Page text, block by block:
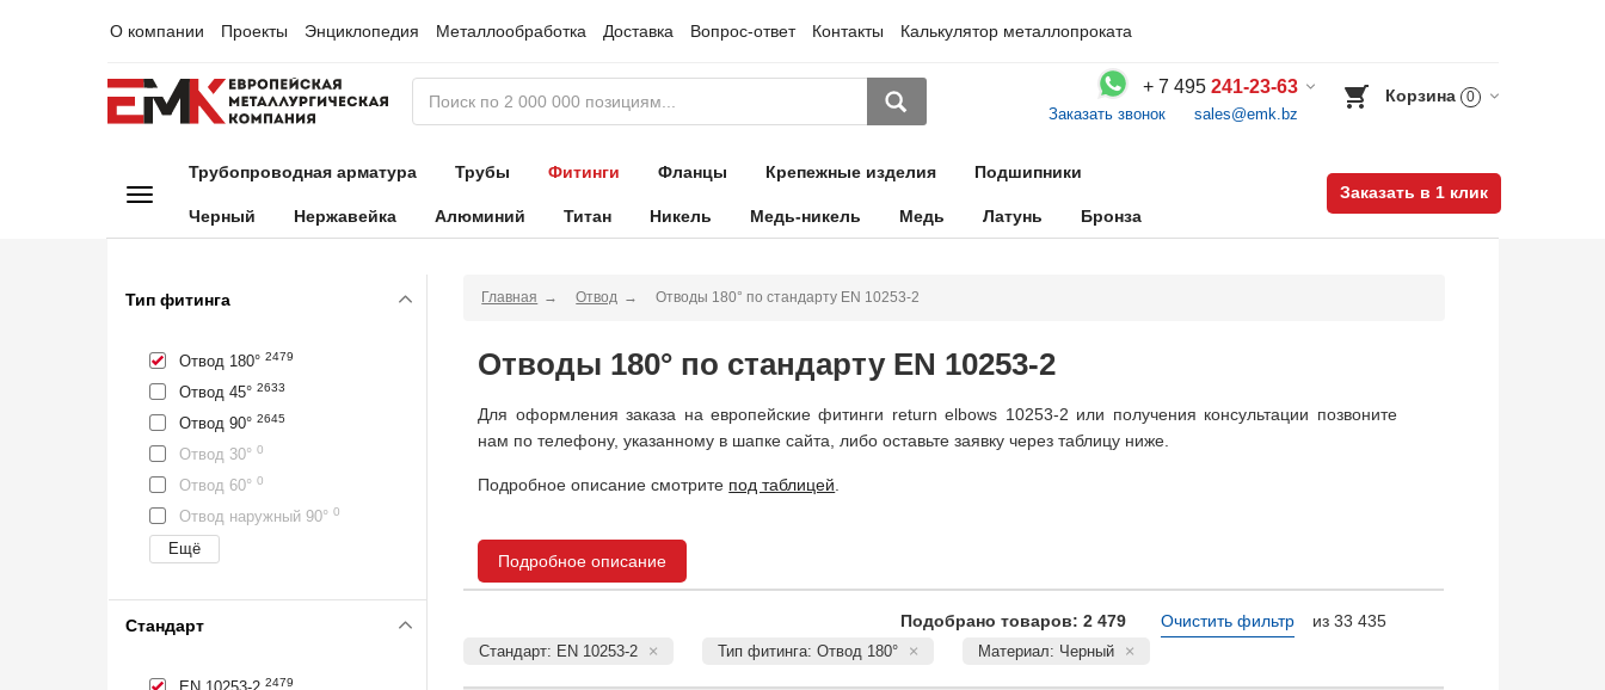
О компании Проекты Энциклопедия Металлообработка Доставка Вопрос-ответ Контакты Калькулятор металлопроката
+ 7 495 241-23-63
Заказать звонок sales@emk.bz
Корзина 0
Трубопроводная арматура Трубы Фитинги Фланцы Крепежные изделия Подшипники
Черный Нержавейка Алюминий Титан Никель Медь-никель Медь Латунь Бронза
Заказать в 1 клик
Тип фитинга
Отвод 180° 2479
Отвод 45° 2633
Отвод 90° 2645
Отвод 30° 0
Отвод 60° 0
Отвод наружный 90° 0
Стандарт
2479
Главная Отвод Отводы 180° по стандарту EN 10253-2
Отводы 180° по стандарту EN 10253-2
Для оформления заказа на европейские фитинги return elbows 10253-2 или получения консультации позвоните
нам по телефону, указанному в шапке сайта, либо оставьте заявку через таблицу ниже.
Подробное описание смотрите под таблицей
Подробное описание
Подобрано товаров: 2 479 из 33 435
Очистить фильтр
Стандарт: EN 10253-2 Тип фитинга: Отвод 180° Материал: Черный